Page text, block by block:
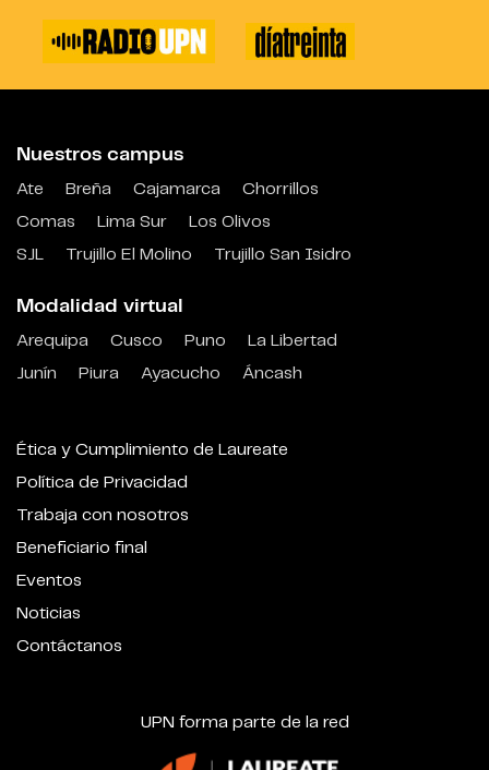
Nuestros campus
Ate Breña Cajamarca
Chorrillos
Comas
Lima Sur
Los Olivos
SJL
Trujillo El Molino Trujillo San Isidro
Modalidad virtual
Arequipa Cusco Puno
La Libertad
Junín
Piura Ayacucho Áncash
Ética y Cumplimiento de Laureate
Política de Privacidad
Trabaja con nosotros
Beneficiario final
Eventos
Noticias
Contáctanos
UPN forma parte de la red